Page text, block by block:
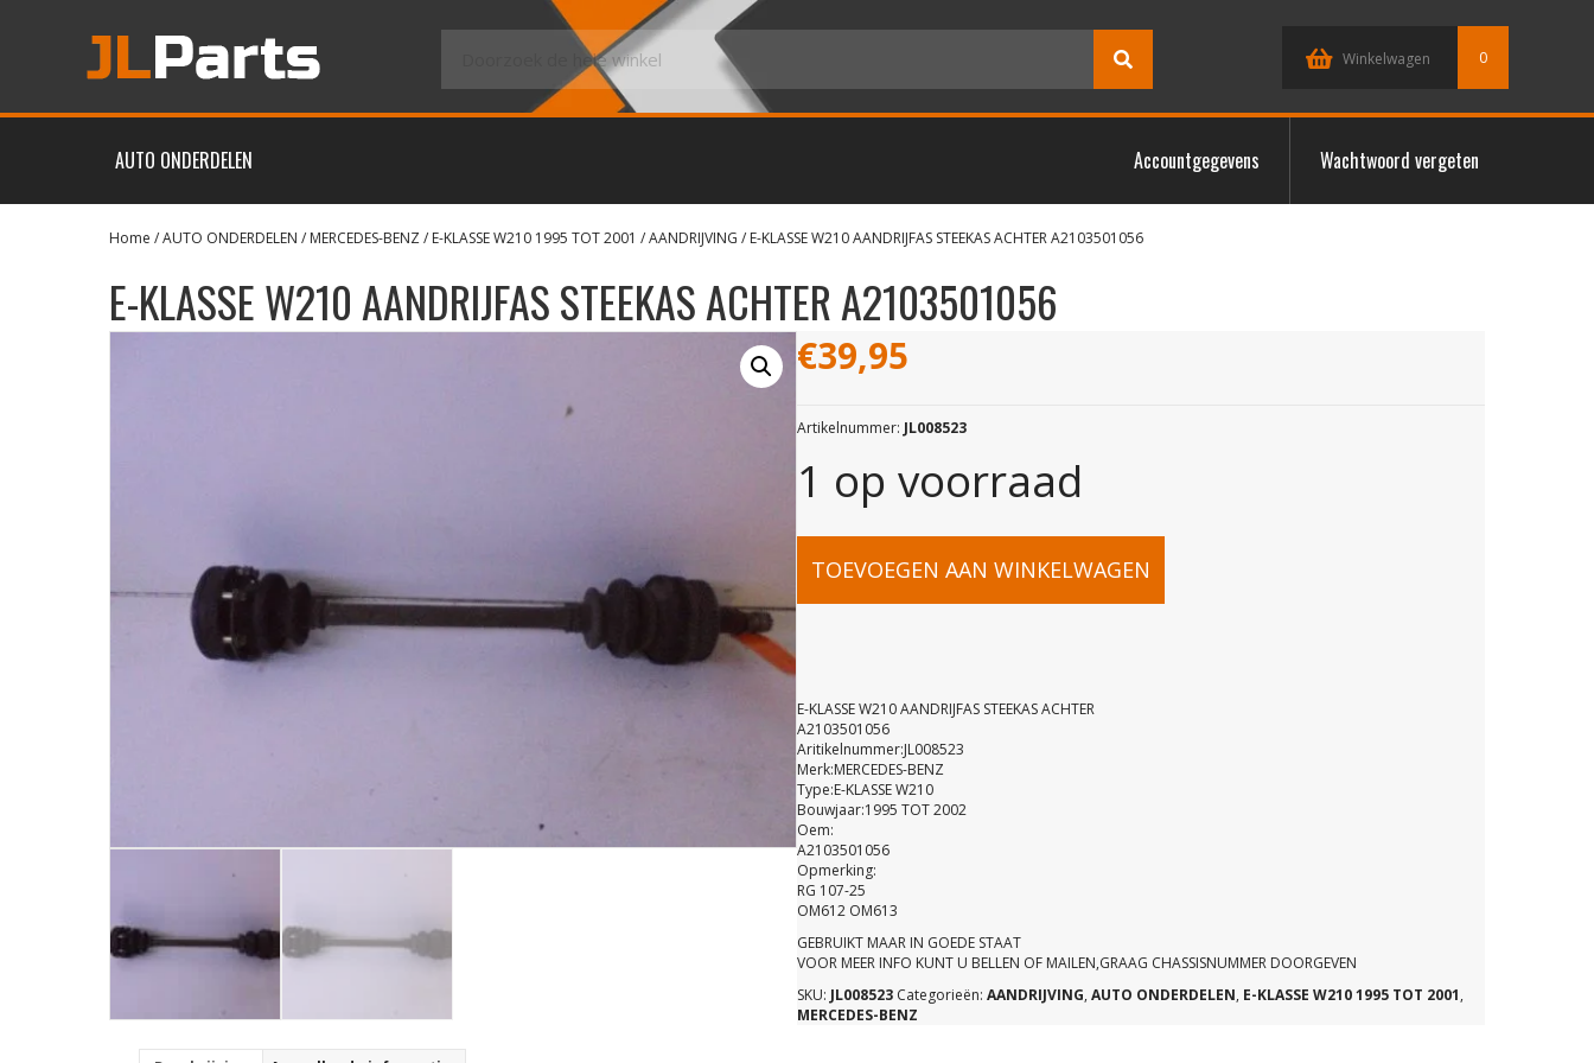
Winkelwagen 0
AUTO ONDERDELEN Accountgegevens Wachtwoord vergeten
Home /AUTO ONDERDELEN / MERCEDES-BENZ/ E-KLASSE W210 1995 TOT 2001 /AANDRIJVING / E-KLASSE W210 AANDRIJFAS STEEKAS ACHTER A2103501056
E-KLASSE W210 AANDRIJFAS STEEKAS ACHTER A2103501056
€39,95
Artikelnummer: JL008523
1 op voorraad
E-
W210
AANDRIJFAS
STEEKAS
ACHTER
A2103501056
TOEVOEGEN AAN WINKELWAGEN
E-KLASSE W210 AANDRIJFAS STEEKAS ACHTER
A2103501056
Aritikelnummer:JL008523
Merk:MERCEDES-BENZ
Type:E-KLASSE W210
Bouwjaar:1995 TOT 2002
Oem:
A2103501056
Opmerking:
RG 107-25
OM612 OM613
GEBRUIKT MAAR IN GOEDE STAAT
VOOR MEER INFO KUNT U BELLEN OF MAILEN,GRAAG CHASSISNUMMER DOORGEVEN
SKU: JL008523 Categorieën: AANDRIJVING, AUTO ONDERDELEN, E-KLASSE W210 1995 TOT 2001,
MERCEDES-BENZ